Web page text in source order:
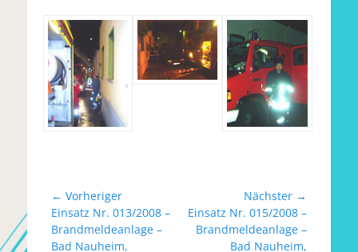
Beitragsnavigation
← Vorheriger
Vorheriger
Beitrag:
Einsatz Nr. 013/2008 –
Brandmeldeanlage –
Bad Nauheim,
Nächster →
Nächster
Beitrag:
Einsatz Nr. 015/2008 –
Brandmeldeanlage –
Bad Nauheim,